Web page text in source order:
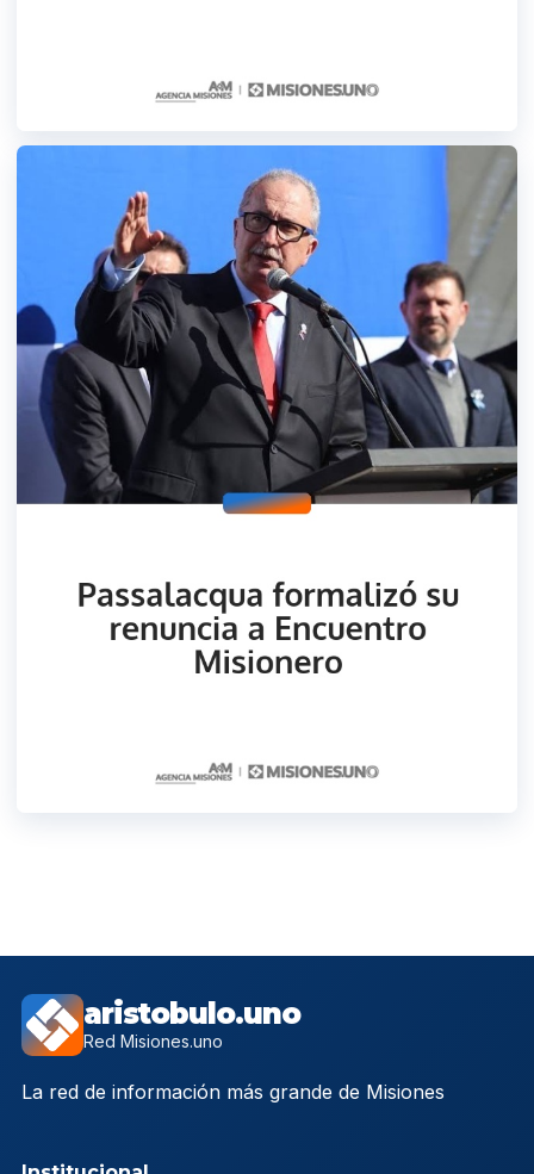
aristobulo.uno
Red Misiones.uno
La red de información más grande de Misiones